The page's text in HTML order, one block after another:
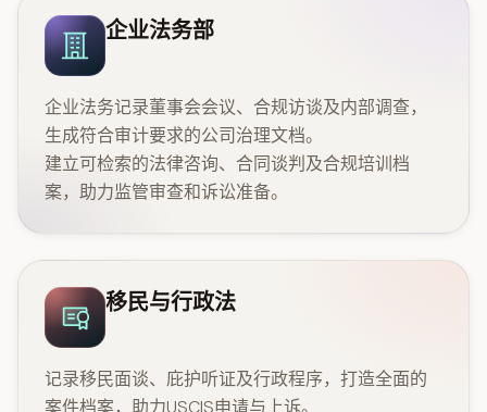
企业法务部
企业法务记录董事会会议、合规访谈及内部调查，
生成符合审计要求的公司治理文档。
建立可检索的法律咨询、合同谈判及合规培训档
案，助力监管审查和诉讼准备。
移民与行政法
记录移民面谈、庇护听证及行政程序，打造全面的
案件档案，助力USCIS申请与上诉。